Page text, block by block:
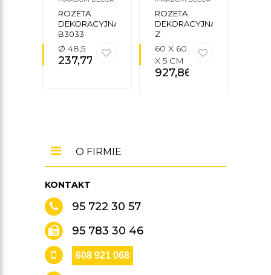
ROZETA
DEKORACYJNA
B3033
Ø 48,5
237,77
ROZETA
DEKORACYJNA
Z
OŚWIETLENIEM
LED QR005
60 X 60
X 5 CM
927,86
KONTAKT
95 722 30 57
95 783 30 46
608 921 068
O FIRMIE